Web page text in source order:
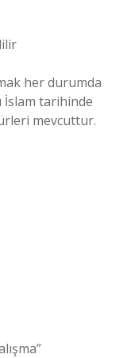
her durumda
İslam tarihinde
mevcuttur.